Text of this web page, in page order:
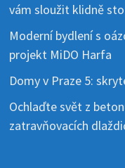
vám sloužit klidně
Moderní bydlení s
projekt MiDO Harfa
Domy v Praze 5:
Ochlaďte svět z
zatravňovacích